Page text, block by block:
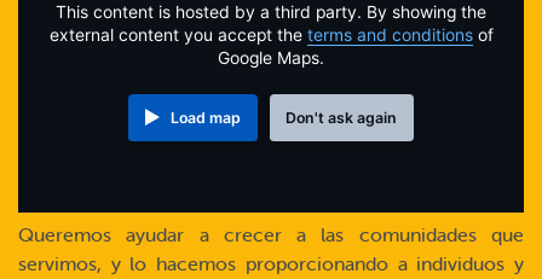
This content is hosted by a third party. By showing the
external content you accept the terms and conditionsof
Google Maps.
Load map Don't ask again
Queremos ayudar a crecer a las comunidades que
servimos, y lo hacemos proporcionando a individuos y